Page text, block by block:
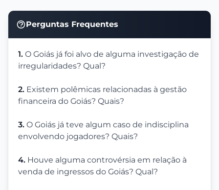
Perguntas Frequentes
1. O Goiás já foi alvo de alguma investigação de
irregularidades? Qual?
2. Existem polêmicas relacionadas à gestão
financeira do Goiás? Quais?
3. O Goiás já teve algum caso de indisciplina
envolvendo jogadores? Quais?
4. Houve alguma controvérsia em relação à
venda de ingressos do Goiás? Qual?